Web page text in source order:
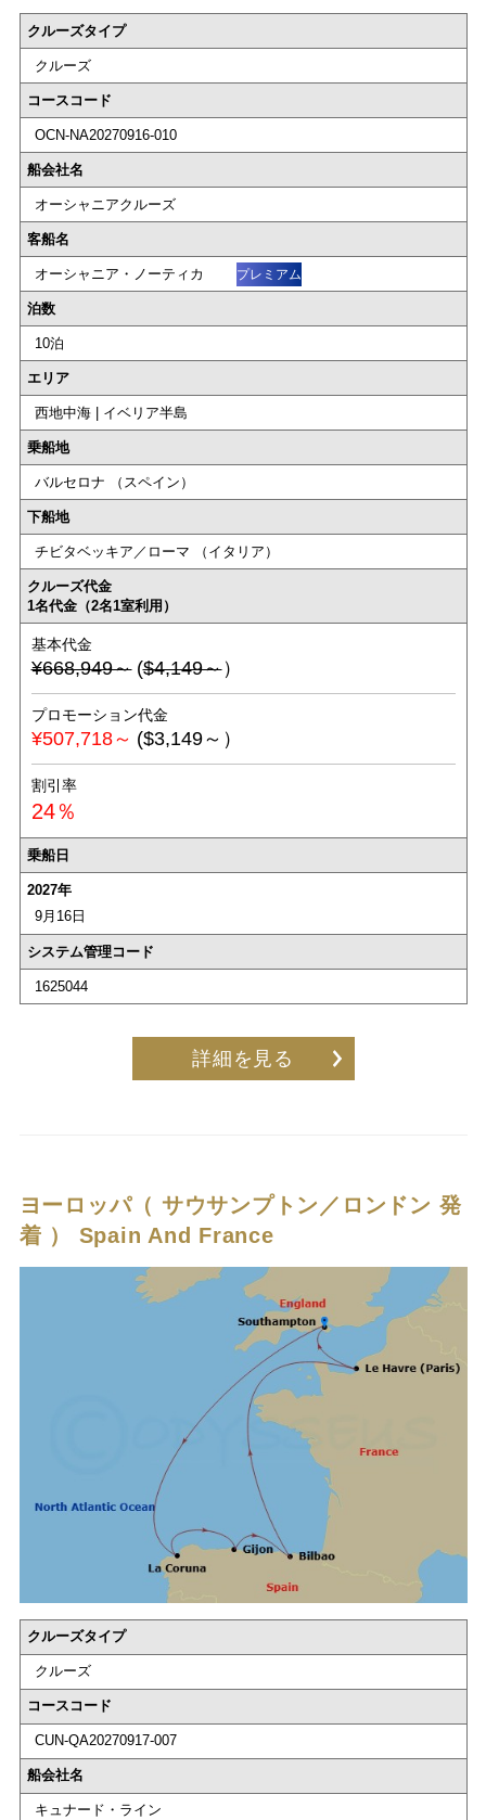
クルーズタイプ
クルーズ
コースコード
OCN-NA20270916-010
船会社名
オーシャニアクルーズ
客船名
オーシャニア・ノーティカ プレミアム
泊数
10泊
エリア
西地中海 | イベリア半島
乗船地
バルセロナ （スペイン）
下船地
チビタベッキア／ローマ （イタリア）
クルーズ代金
1名代金（2名1室利用）
基本代金
¥668,949～ ($4,149～）
プロモーション代金
¥507,718～ ($3,149～）
割引率
24％
乗船日
2027年
9月16日
システム管理コード
1625044
詳細を見る
ヨーロッパ（ サウサンプトン／ロンドン 発
着 ） Spain And France
クルーズタイプ
クルーズ
コースコード
CUN-QA20270917-007
船会社名
キュナード・ライン